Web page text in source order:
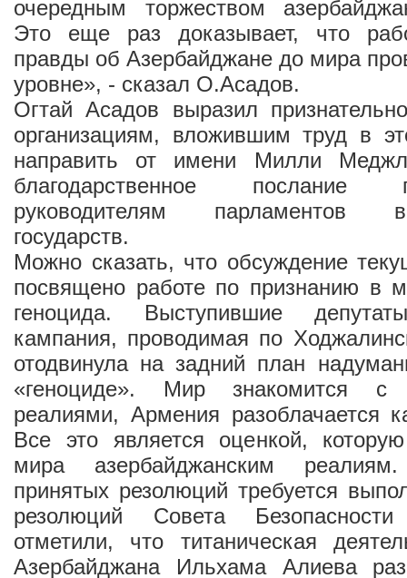
очередным торжеством
Это еще раз доказывает, что
правды об Азербайджане до мира
уровне», - сказал О.Асадов.
Огтай Асадов выразил
организациям, вложившим труд в
направить от имени Милли
благодарственное
руководителям парламентов
государств.
Можно сказать, что обсуждение
посвящено работе по признанию в
геноцида. Выступившие
кампания, проводимая по
отодвинула на задний план
«геноциде». Мир знакомится с
реалиями, Армения разоблачается
Все это является оценкой,
мира азербайджанским
принятых резолюций требуется
резолюций Совета
отметили, что титаническая
Азербайджана Ильхама Алиева